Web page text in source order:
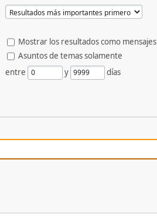
Mostrar los resultados como mensajes
Asuntos de temas solamente
entre y días